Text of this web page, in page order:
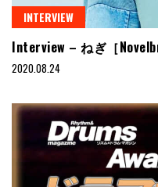
INTERVIEW
Interview – ねぎ［
2020.08.24